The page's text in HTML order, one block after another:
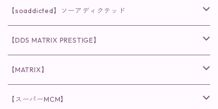
クレンジング・洗顔
化粧水
◉VI PLANTE
リキッド
ディフェンサー
◉ナチュリスティーアクレス
クレンジング
洗顔
◉インナーケア
食品
◉cocochia
◉V3シリーズ
ファンデーション・ベース
クレンジング・洗顔
◉V3 VSPIC C Line
クレンジング・洗顔
化粧水
◉スピケアシリーズ
◉V.O.Sシリーズ
【soaddicted】ソーアディクテッド
ラッシュアディクト
まつ毛用美容液
眉毛用美容液
リップアディクト
唇用美容液
ヘアアディクト
【DDS MATRIX PRESTIGE】
スキンケアシリーズ
美容液
【MATRIX】
スキンケアシリーズ
【スーパーMCM】